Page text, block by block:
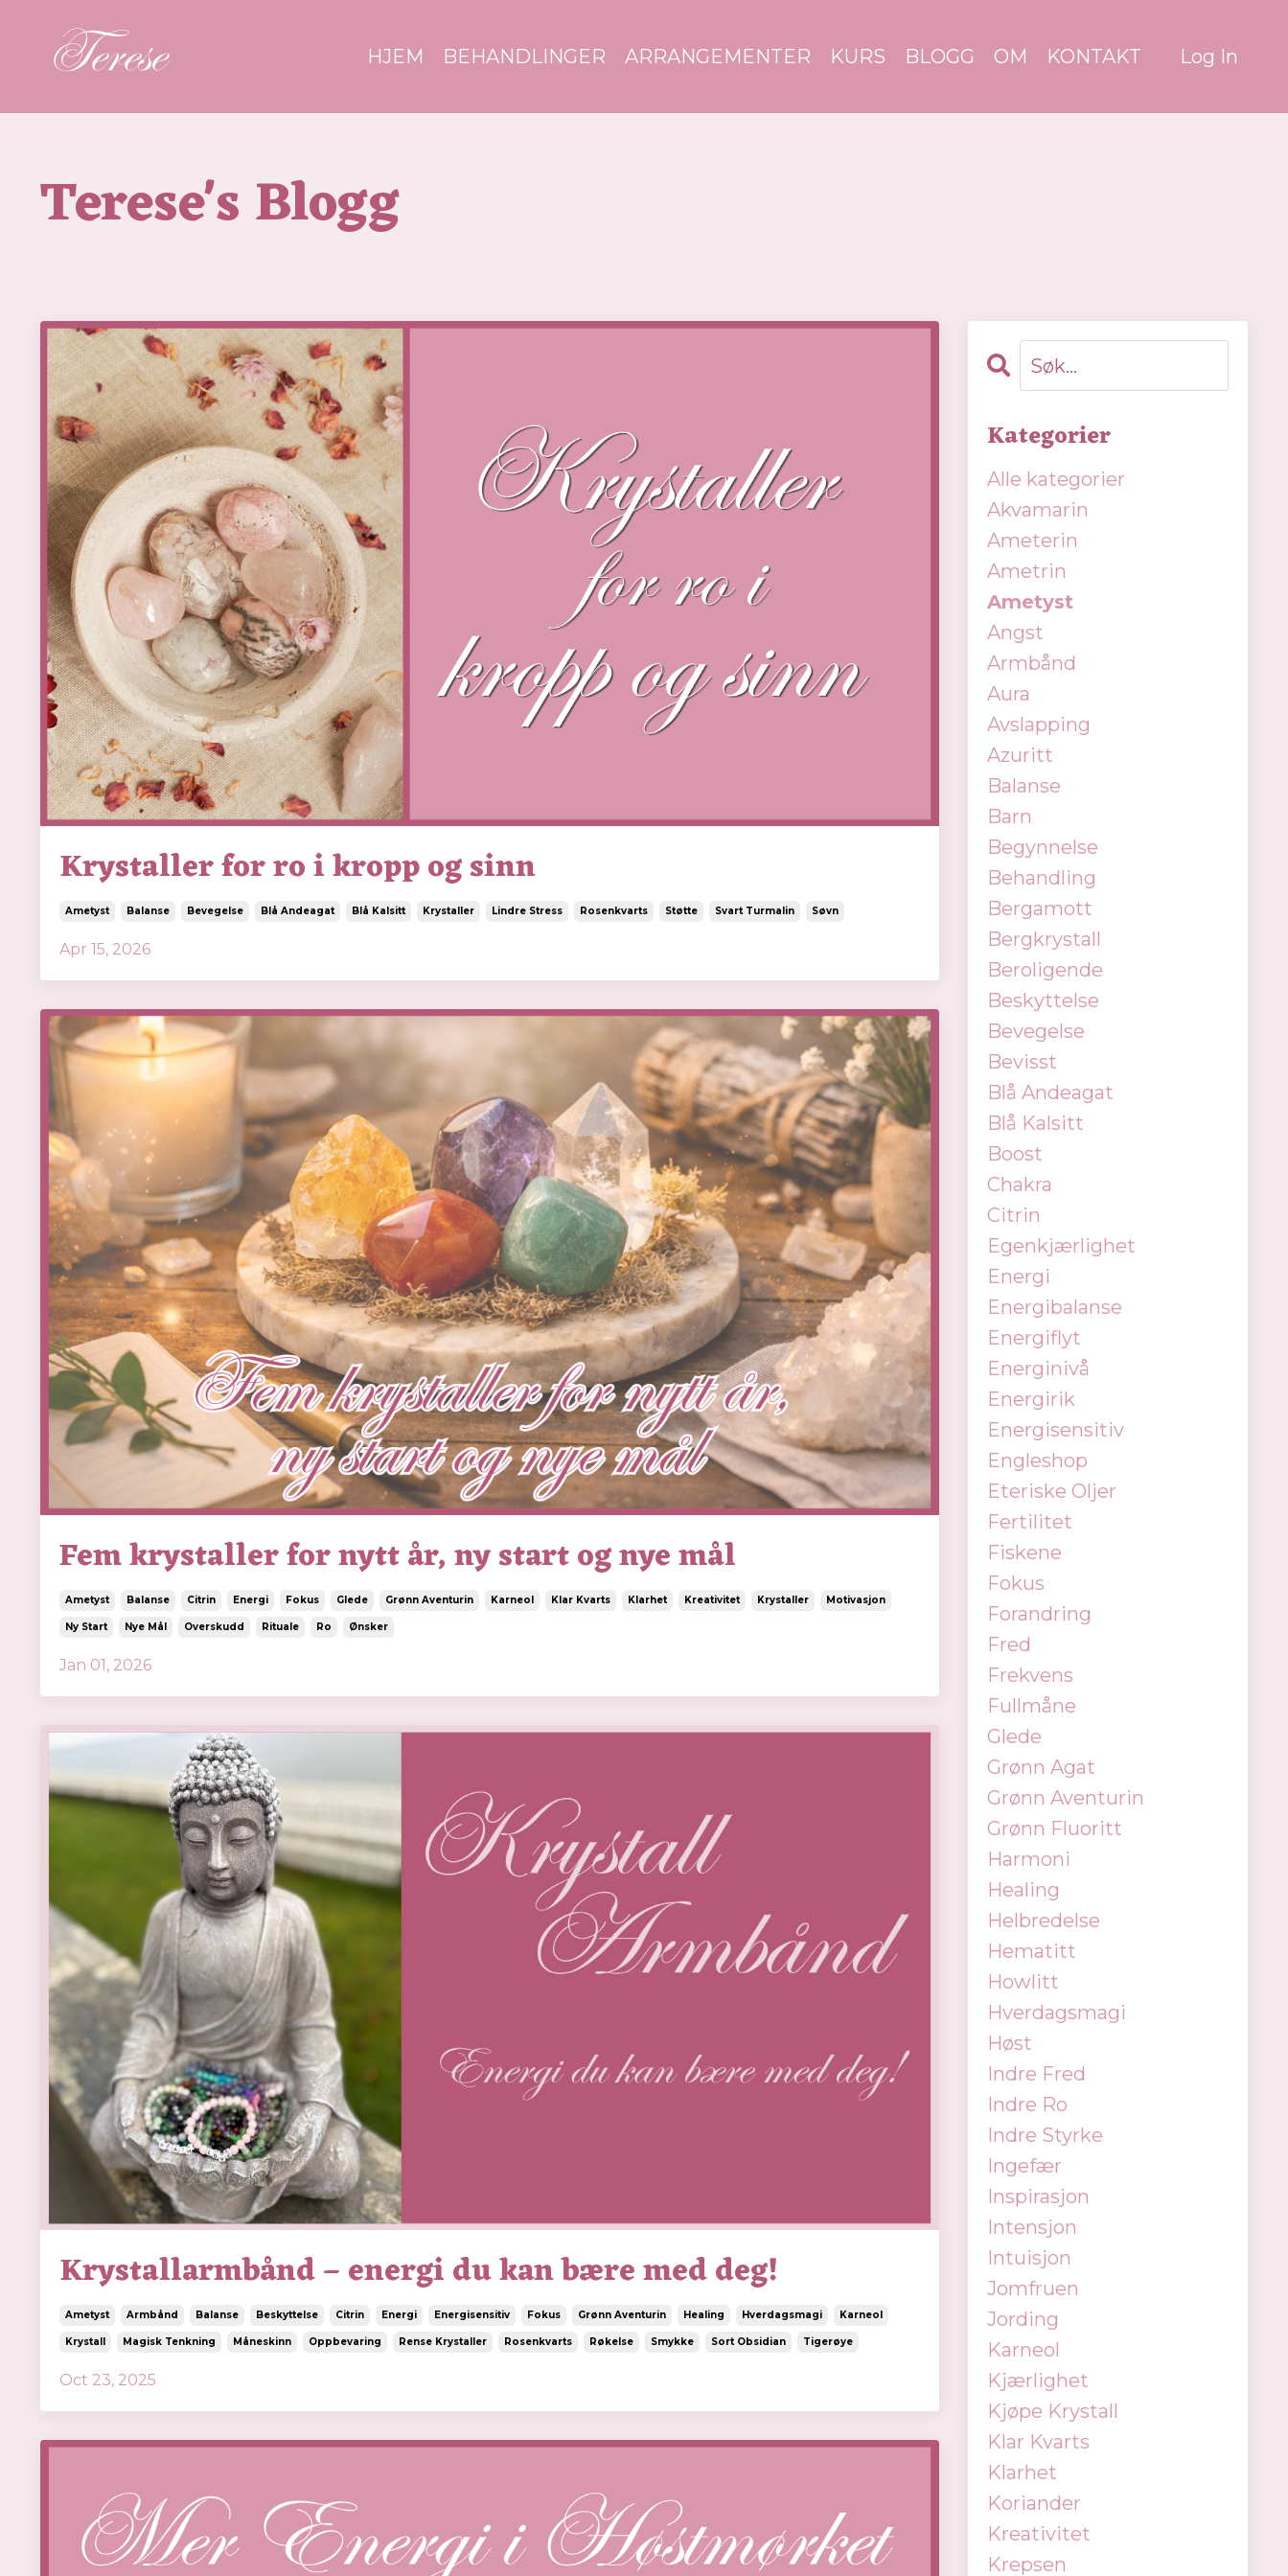
HJEM BEHANDLINGER ARRANGEMENTER KURS BLOGG OM KONTAKT Log In
Terese's Blogg
Krystaller for ro i kropp og sinn
Ametyst Balanse Bevegelse Blå Andeagat Blå Kalsitt Krystaller Lindre Stress Rosenkvarts Støtte Svart Turmalin Søvn
Apr 15, 2026
Fem krystaller for nytt år, ny start og nye mål
Ametyst Balanse Citrin Energi Fokus Glede Grønn Aventurin Karneol Klar Kvarts Klarhet Kreativitet Krystaller Motivasjon
Ny Start Nye Mål Overskudd Rituale Ro Ønsker
Jan 01, 2026
Krystallarmbånd – energi du kan bære med deg!
Ametyst Armbånd Balanse Beskyttelse Citrin Energi Energisensitiv Fokus Grønn Aventurin Healing Hverdagsmagi Karneol
Krystall Magisk Tenkning Måneskinn Oppbevaring Rense Krystaller Rosenkvarts Røkelse Smykke Sort Obsidian Tigerøye
Oct 23, 2025
Kategorier
Alle kategorier
Akvamarin
Ameterin
Ametrin
Ametyst
Angst
Armbånd
Aura
Avslapping
Azuritt
Balanse
Barn
Begynnelse
Behandling
Bergamott
Bergkrystall
Beroligende
Beskyttelse
Bevegelse
Bevisst
Blå Andeagat
Blå Kalsitt
Boost
Chakra
Citrin
Egenkjærlighet
Energi
Energibalanse
Energiflyt
Energinivå
Energirik
Energisensitiv
Engleshop
Eteriske Oljer
Fertilitet
Fiskene
Fokus
Forandring
Fred
Frekvens
Fullmåne
Glede
Grønn Agat
Grønn Aventurin
Grønn Fluoritt
Harmoni
Healing
Helbredelse
Hematitt
Howlitt
Hverdagsmagi
Høst
Indre Fred
Indre Ro
Indre Styrke
Ingefær
Inspirasjon
Intensjon
Intuisjon
Jomfruen
Jording
Karneol
Kjærlighet
Kjøpe Krystall
Klar Kvarts
Klarhet
Koriander
Kreativitet
Krepsen